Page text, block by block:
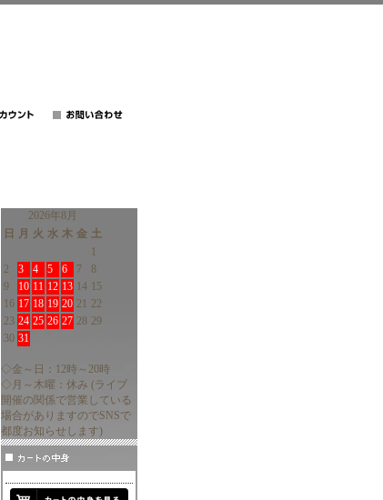
2026年8月
日
月 火 水 木 金 土
1
2
3 4 5 6 7
8
9
10 11 12 13 14 15
16 17 18 19 20 21 22
23 24 25 26 27 28 29
30 31
◇金～日：12時～20時
◇月～木曜：休み (ライブ
開催の関係で営業している
場合がありますのでSNSで
都度お知らせします)